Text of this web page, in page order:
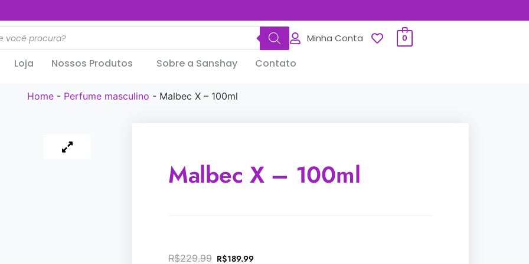
Minha Conta 0
Loja Nossos Produtos Sobre a Sanshay Contato
Home- Perfume masculino - Malbec X – 100ml
Malbec X – 100ml
R$229.99 R$189.99